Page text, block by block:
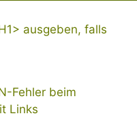
ausgeben, falls
Fehler beim
Links